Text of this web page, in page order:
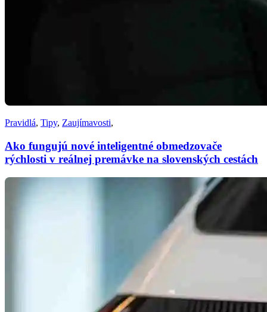
Pravidlá, Tipy, Zaujímavosti,
Ako fungujú nové inteligentné obmedzovače
rýchlosti v reálnej premávke na slovenských cestách